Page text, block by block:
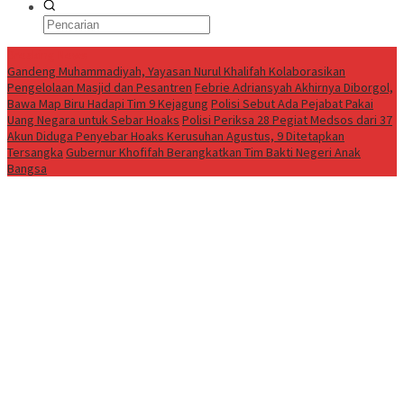
Gandeng Muhammadiyah, Yayasan Nurul Khalifah Kolaborasikan
Pengelolaan Masjid dan Pesantren Febrie Adriansyah Akhirnya Diborgol,
Bawa Map Biru Hadapi Tim 9 Kejagung Polisi Sebut Ada Pejabat Pakai
Uang Negara untuk Sebar Hoaks Polisi Periksa 28 Pegiat Medsos dari 37
Akun Diduga Penyebar Hoaks Kerusuhan Agustus, 9 Ditetapkan
Tersangka Gubernur Khofifah Berangkatkan Tim Bakti Negeri Anak
Bangsa